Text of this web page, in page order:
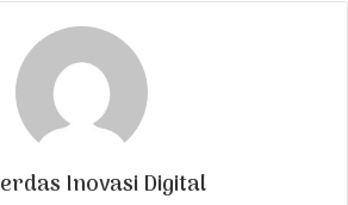
Inovasi Digital